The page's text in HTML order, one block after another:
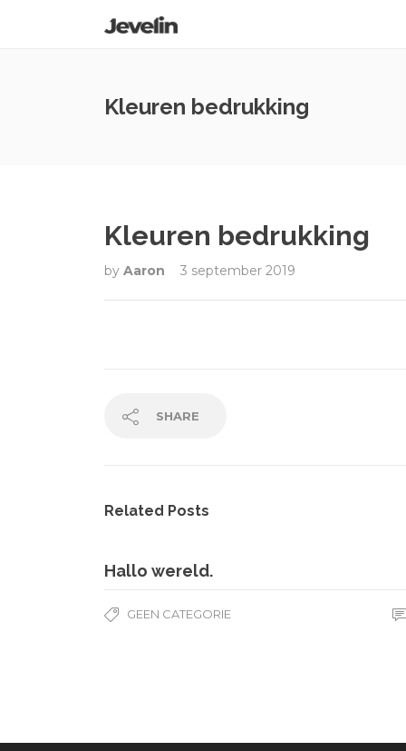
Kleuren bedrukking
Kleuren bedrukking
by Aaron 3 september 2019
SHARE
Related Posts
Hallo wereld.
GEEN CATEGORIE